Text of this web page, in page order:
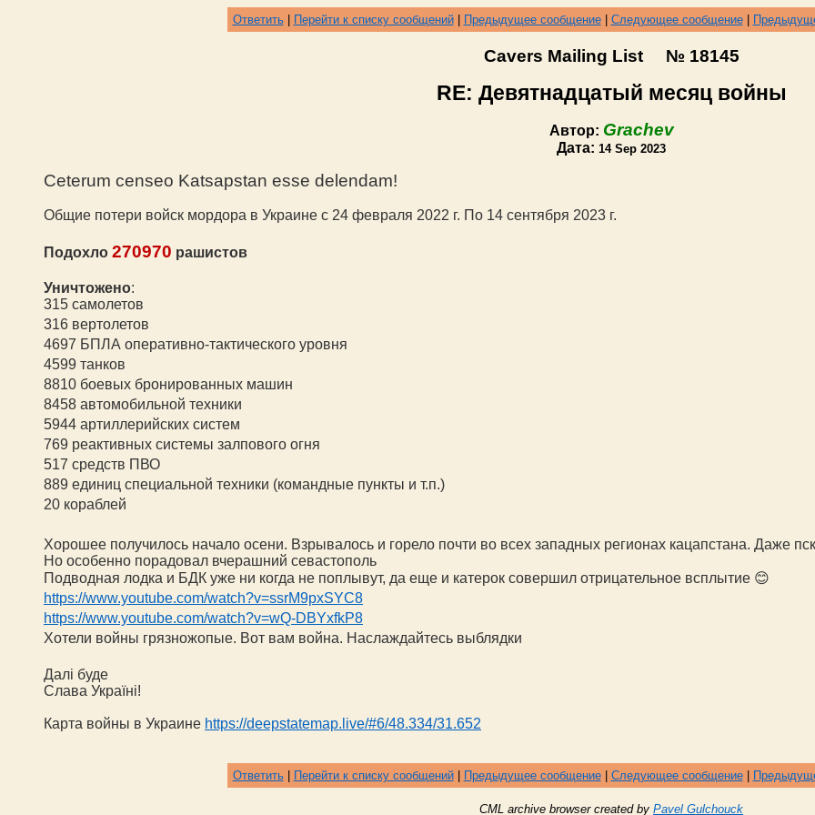
Ответить| Перейти к списку сообщений| Предыдущее сообщение| Следующее сообщение|
Cavers Mailing List № 18145
RE: Девятнадцатый месяц войны
Автор: Grachev
Дата: 14 Sep 2023
Ceterum censeo Katsapstan esse delendam!
Общие потери войск мордора в Украине с 24 февраля 2022 г. По 14 сентября 2023 г.
Подохло 270970 рашистов
Уничтожено:
315 самолетов
316 вертолетов
4697 БПЛА оперативно-тактического уровня
4599 танков
8810 боевых бронированных машин
8458 автомобильной техники
5944 артиллерийских систем
769 реактивных системы залпового огня
517 средств ПВО
889 единиц специальной техники (командные пункты и т.п.)
20 кораблей
Хорошее получилось начало осени. Взрывалось и горело почти во всех западных регионах кацапстана. Даже
Но особенно порадовал вчерашний севастополь
Подводная лодка и БДК уже ни когда не поплывут, да еще и катерок совершил отрицательное всплытие 😊
https://www.youtube.com/watch?v=ssrM9pxSYC8
https://www.youtube.com/watch?v=wQ-DBYxfkP8
Хотели войны грязножопые. Вот вам война. Наслаждайтесь выблядки
Далі буде
Слава Україні!
Карта войны в Украине https://deepstatemap.live/#6/48.334/31.652
Ответить| Перейти к списку сообщений| Предыдущее сообщение| Следующее сообщение|
CML archive browser created by Pavel Gulchouck